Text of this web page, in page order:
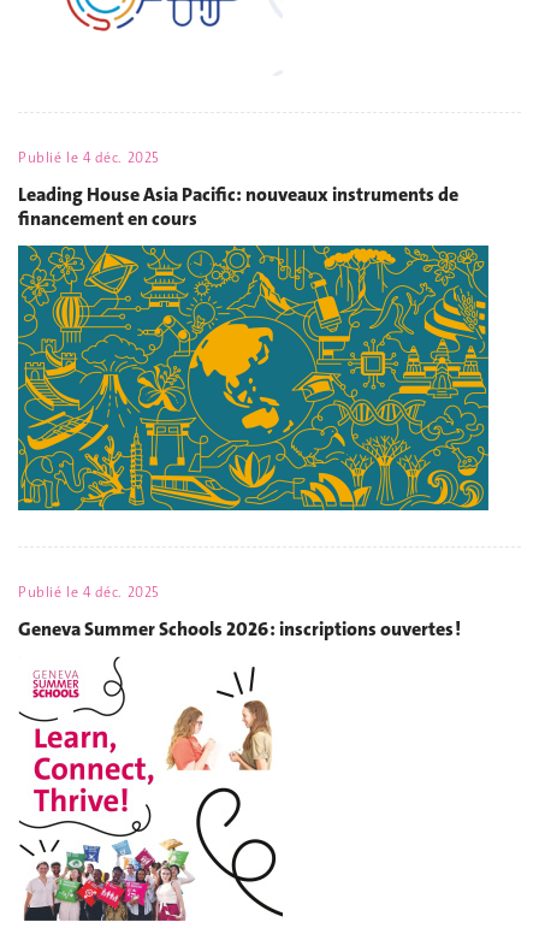
Publié le 4 déc. 2025
Leading House Asia Pacific: nouveaux instruments de
financement en cours
Publié le 4 déc. 2025
Geneva Summer Schools 2026 : inscriptions ouvertes !